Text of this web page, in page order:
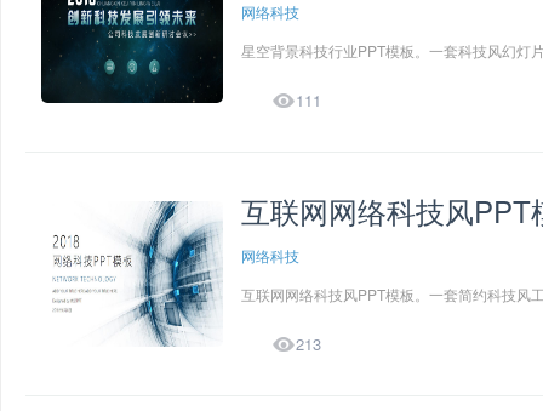
网络科技
星空背景科技行业PPT模板。一套科技风幻灯
111
互联网网络科技风PPT
网络科技
互联网网络科技风PPT模板。一套简约科技风
213